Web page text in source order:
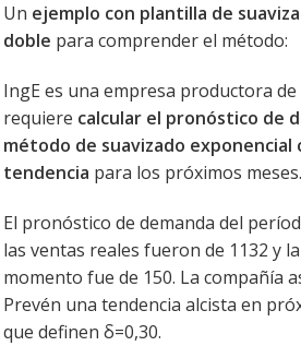
Un ejemplo con plantilla de
doble para comprender el método:
IngE es una empresa productora
requiere calcular el pronóstico de
método de suavizado exponencial
tendencia para los próximos meses.
El pronóstico de demanda del
las ventas reales fueron de 1132 y
momento fue de 150. La compañía
Prevén una tendencia alcista en
que definen δ=0,30.